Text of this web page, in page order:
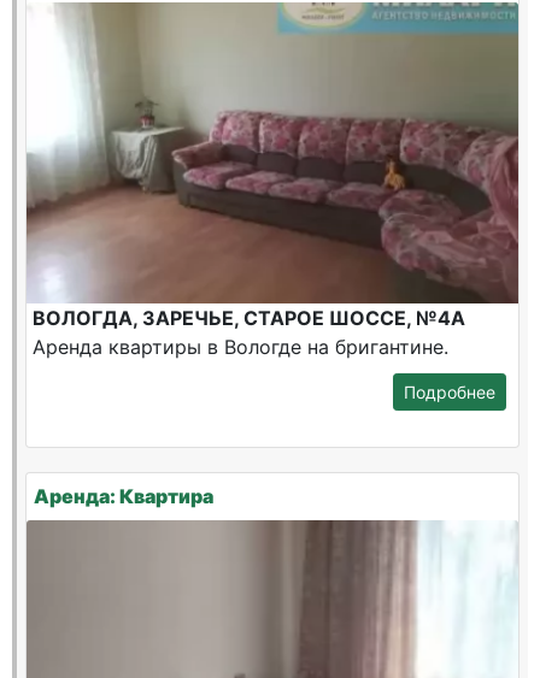
ВОЛОГДА, ЗАРЕЧЬЕ, СТАРОЕ ШОССЕ, №4А
Аренда квартиры в Вологде на бригантине.
Подробнее
Аренда: Квартира